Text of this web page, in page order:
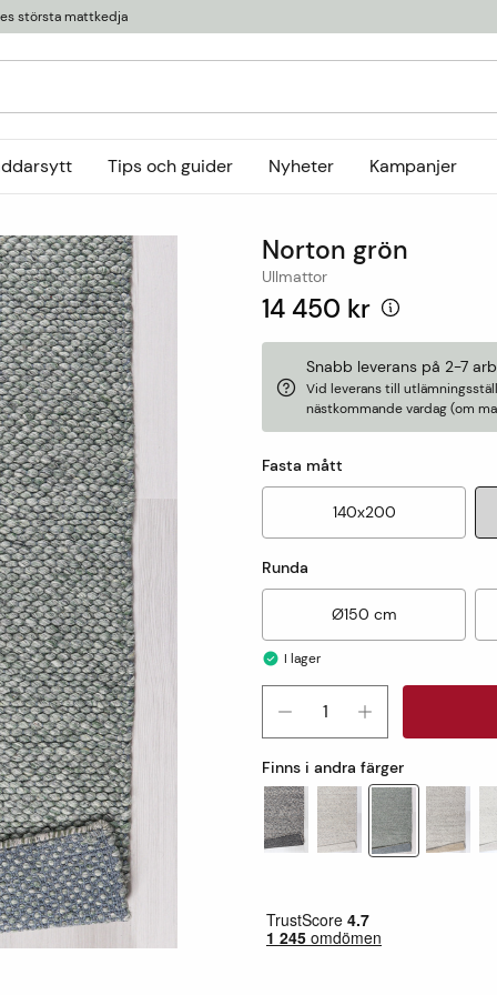
största mattkedja
Ryamattor
Röllakanmattor
Trasmattor
Ullmattor
Utemattor
Viskosmattor
Tillbehör
InHouse Group
Online only
Öglade mattor
Tips och guider Nyheter Kampanjer
Norton grön
Ullmattor
14 450 kr
Snabb leverans på 2-7
Vid leverans till
nästkommande vardag (om
Fasta mått
140x200
Runda
Ø150 cm
I lager
Finns i andra färger